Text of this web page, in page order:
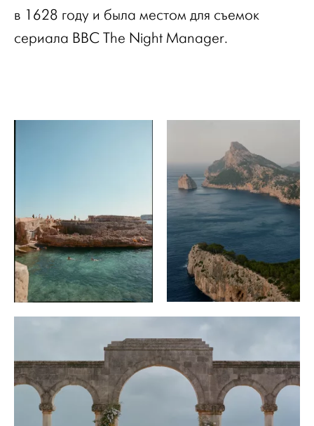
в 1628 году и была местом для съемок
сериала BBC The Night Manager.